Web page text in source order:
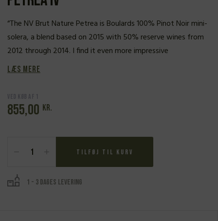
“The NV Brut Nature Petrea is Boulards 100% Pinot Noir mini-
solera, a blend based on 2015 with 50% reserve wines from
2012 through 2014. I find it even more impressive
Læs mere
855,00 kr.
Boulard
Champagne
Petrea
Tilføj til kurv
1 - 3 dages levering